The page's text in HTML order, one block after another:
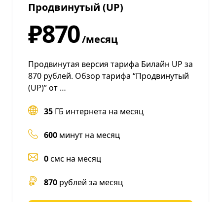
Продвинутый (UP)
₽870/месяц
Продвинутая версия тарифа Билайн UP за
870 рублей. Обзор тарифа “Продвинутый
(UP)” от …
35 ГБ интернета на месяц
600 минут на месяц
0смс на месяц
870 рублей за месяц